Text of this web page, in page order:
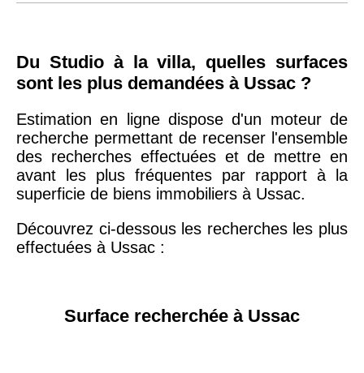
Du Studio à la villa, quelles surfaces
sont les plus demandées à Ussac ?
Estimation en ligne dispose d'un moteur de
recherche permettant de recenser l'ensemble
des recherches effectuées et de mettre en
avant les plus fréquentes par rapport à la
superficie de biens immobiliers à Ussac.
Découvrez ci-dessous les recherches les plus
effectuées à Ussac :
Surface recherchée à Ussac